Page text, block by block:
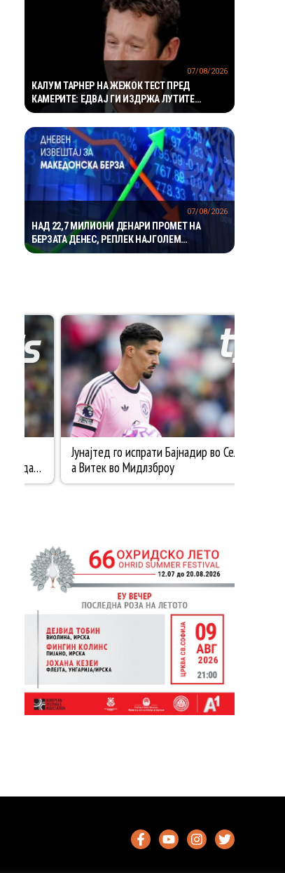
КАЛУМ ТАРНЕР НА ЖЕЖОК ТЕСТ ПРЕД
КАМЕРИТЕ: ЕДВАЈ ГИ ИЗДРЖА ЛУТИТЕ
КРИЛЦА – „УСТАТА МИ ГОРИ“
07/08/2026
НАД 22,7 МИЛИОНИ ДЕНАРИ ПРОМЕТ НА
БЕРЗАТА ДЕНЕС, РЕПЛЕК НАЈГОЛЕМ
ДОБИТНИК
07/08/2026